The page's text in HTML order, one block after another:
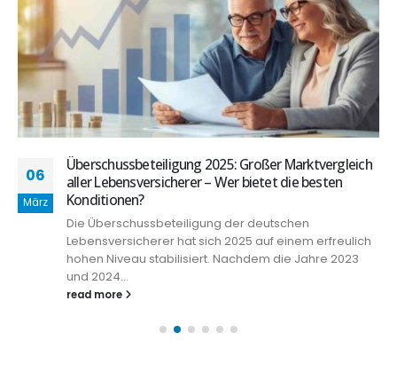
06
März
Überschussbeteiligung 2025: Großer Marktvergleich
aller Lebensversicherer – Wer bietet die besten
Konditionen?
Die Überschussbeteiligung der deutschen
Lebensversicherer hat sich 2025 auf einem erfreulich
hohen Niveau stabilisiert. Nachdem die Jahre 2023
und 2024...
read more